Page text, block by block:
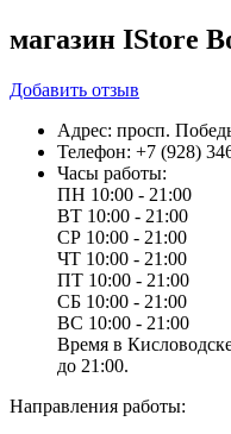
магазин IStore
Добавить отзыв
Адрес: просп.
Телефон: +7 (928)
Часы работы:
ПН 10:00 - 21:00
ВТ 10:00 - 21:00
СР 10:00 - 21:00
ЧТ 10:00 - 21:00
ПТ 10:00 - 21:00
СБ 10:00 - 21:00
ВС 10:00 - 21:00
Время в
до 21:00.
Направления работы: